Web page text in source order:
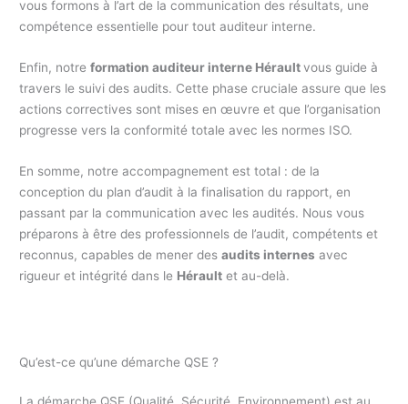
vous formons à l’art de la communication des résultats, une
compétence essentielle pour tout auditeur interne.
Enfin, notreformation auditeur interne Héraultvous guide à
travers le suivi des audits. Cette phase cruciale assure que les
actions correctives sont mises en œuvre et que l’organisation
progresse vers la conformité totale avec les normes ISO.
En somme, notre accompagnement est total : de la
conception du plan d’audit à la finalisation du rapport, en
passant par la communication avec les audités. Nous vous
préparons à être des professionnels de l’audit, compétents et
reconnus, capables de mener desaudits internes avec
rigueur et intégrité dans le Hérault et au-delà.
Qu’est-ce qu’une démarche QSE ?